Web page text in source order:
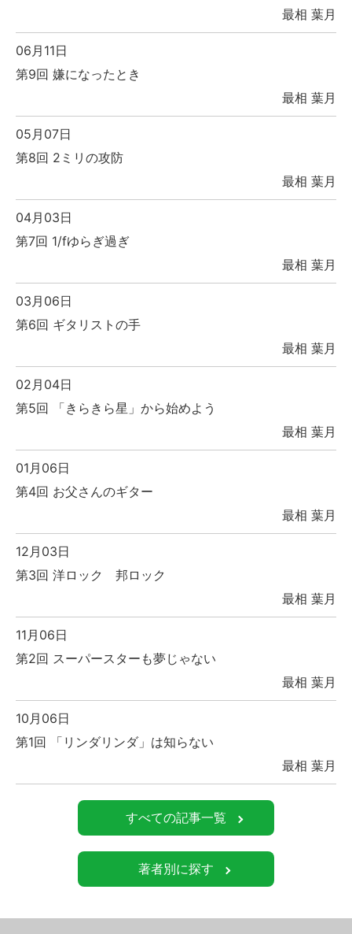
最相 葉月
06月11日
第9回 嫌になったとき
最相 葉月
05月07日
第8回 2ミリの攻防
最相 葉月
04月03日
第7回 1/fゆらぎ過ぎ
最相 葉月
03月06日
第6回 ギタリストの手
最相 葉月
02月04日
第5回 「きらきら星」から始めよう
最相 葉月
01月06日
第4回 お父さんのギター
最相 葉月
12月03日
第3回 洋ロック 邦ロック
最相 葉月
11月06日
第2回 スーパースターも夢じゃない
最相 葉月
10月06日
第1回 「リンダリンダ」は知らない
最相 葉月
すべての記事一覧
著者別に探す